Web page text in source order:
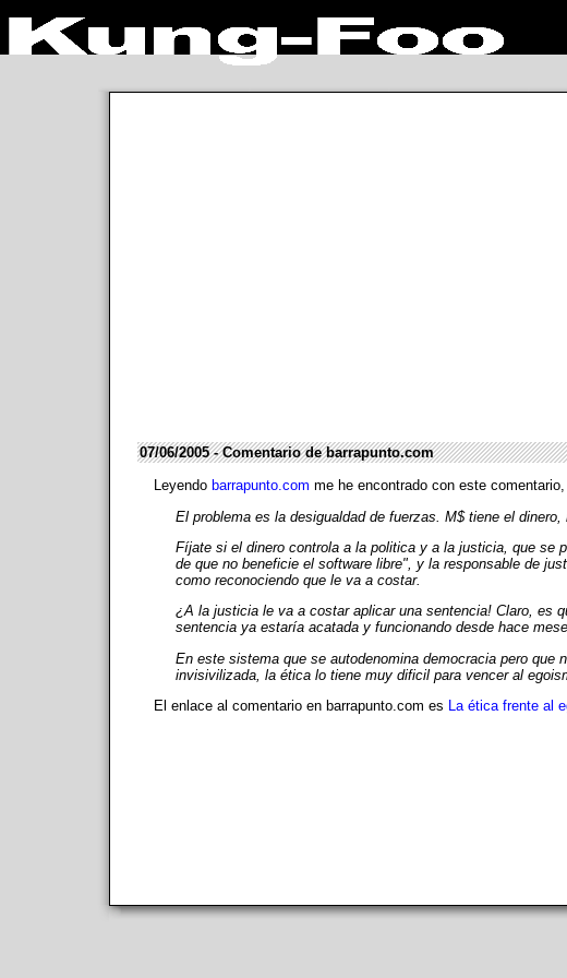
07/06/2005 - Comentario de barrapunto.com
Leyendo barrapunto.com me he encontrado con este
El problema es la desigualdad de fuerzas. M$ tiene el
Fíjate si el dinero controla a la politica y a la justicia, que se
de que no beneficie el software libre", y la responsable de
como reconociendo que le va a costar.
¿A la justicia le va a costar aplicar una sentencia! Claro, es
sentencia ya estaría acatada y funcionando desde hace
En este sistema que se autodenomina democracia pero
invisivilizada, la ética lo tiene muy dificil para vencer al
El enlace al comentario en barrapunto.com es
La ética frente al